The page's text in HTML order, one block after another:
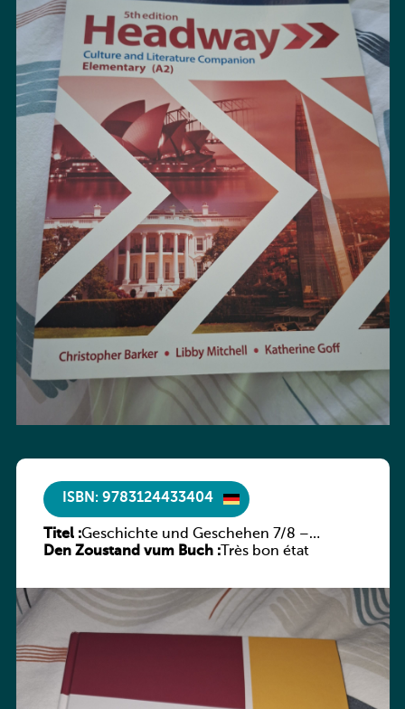
ISBN: 9783124433404
Titel :Geschichte und Geschehen 7/8 –
Rheinland-Pfalz
Den Zoustand vum Buch :Très bon état